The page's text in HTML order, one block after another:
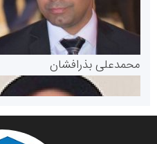
پایگاه خبری گفتمان یزد
محمدعلی بذرافشان